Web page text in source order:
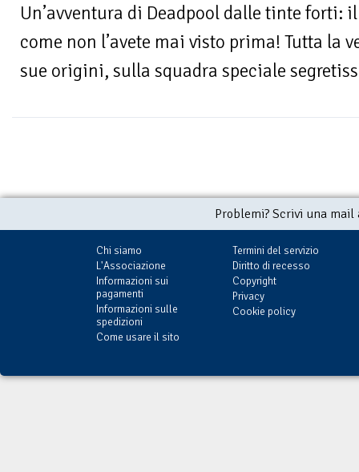
Un’avventura di Deadpool dalle tinte forti:
come non l’avete mai visto prima! Tutta la
sue origini, sulla squadra speciale
Problemi? Scrivi una
Chi siamo
L'Associazione
Informazioni sui
pagamenti
Informazioni sulle
spedizioni
Come usare il sito
Termini del servizio
Diritto di recesso
Copyright
Privacy
Cookie policy